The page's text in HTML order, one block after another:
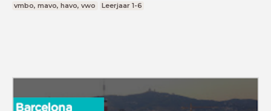
vmbo, mavo, havo, vwo
Leerjaar 1-6